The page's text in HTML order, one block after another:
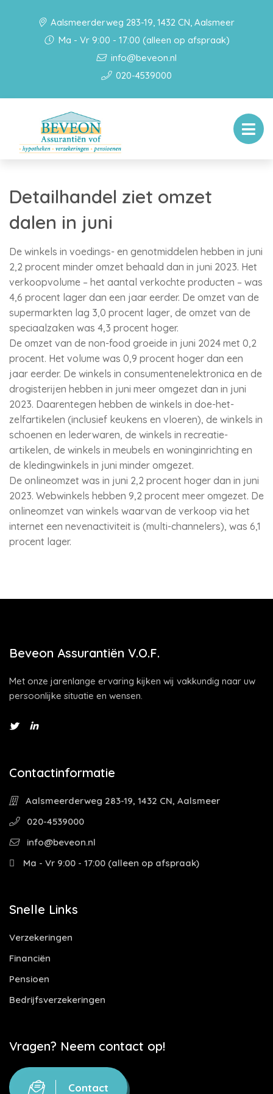
Aalsmeerderweg 283-19, 1432 CN, Aalsmeer
Ma - Vr 9:00 - 17:00 (alleen op afspraak)
info@beveon.nl
020-4539000
Detailhandel ziet omzet
dalen in juni
De winkels in voedings- en genotmiddelen hebben in juni
2,2 procent minder omzet behaald dan in juni 2023. Het
verkoopvolume – het aantal verkochte producten – was
4,6 procent lager dan een jaar eerder. De omzet van de
supermarkten lag 3,0 procent lager, de omzet van de
speciaalzaken was 4,3 procent hoger.
De omzet van de non-food groeide in juni 2024 met 0,2
procent. Het volume was 0,9 procent hoger dan een
jaar eerder. De winkels in consumentenelektronica en de
drogisterijen hebben in juni meer omgezet dan in juni
2023. Daarentegen hebben de winkels in doe-het-
zelfartikelen (inclusief keukens en vloeren), de winkels in
schoenen en lederwaren, de winkels in recreatie-
artikelen, de winkels in meubels en woninginrichting en
de kledingwinkels in juni minder omgezet.
De onlineomzet was in juni 2,2 procent hoger dan in juni
2023. Webwinkels hebben 9,2 procent meer omgezet. De
onlineomzet van winkels waarvan de verkoop via het
internet een nevenactiviteit is (multi-channelers), was 6,1
procent lager.
Beveon Assurantiën V.O.F.
Met onze jarenlange ervaring kijken wij vakkundig naar uw
persoonlijke situatie en wensen.
Contactinformatie
Aalsmeerderweg 283-19, 1432 CN, Aalsmeer
020-4539000
info@beveon.nl
Ma - Vr 9:00 - 17:00 (alleen op afspraak)
Snelle Links
Verzekeringen
Financiën
Pensioen
Bedrijfsverzekeringen
Vragen? Neem contact op!
Contact